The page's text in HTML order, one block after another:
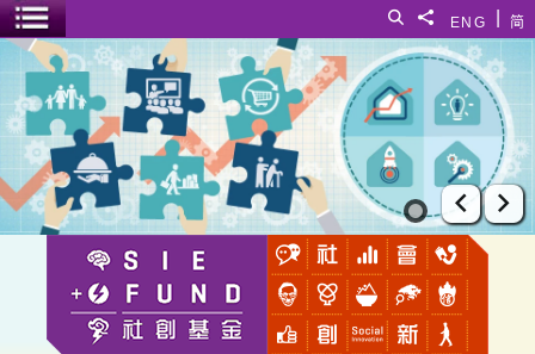
简
ENG
分享給
搜尋
選單開關
卡牌大冒險 - 家中教學訓練計劃
上一張
下